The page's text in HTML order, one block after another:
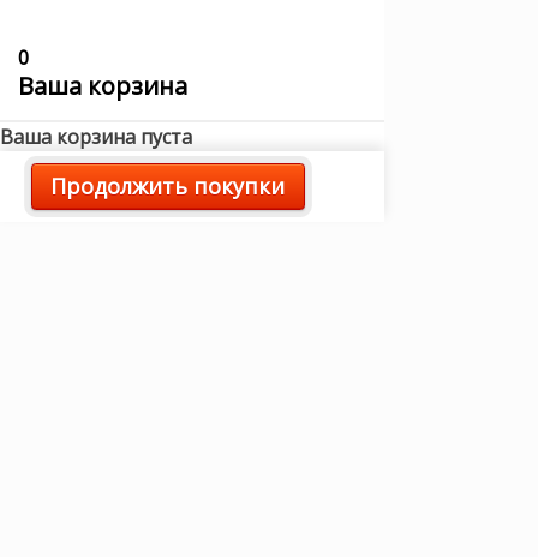
0
Ваша корзина
Ваша корзина пуста
Продолжить покупки